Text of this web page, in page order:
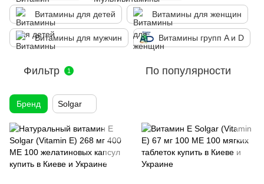
Витамины для детей Витамины для женщин
Витамины для мужчин Витамины групп A и D
Фильтр 1 По популярности
Бренд Solgar